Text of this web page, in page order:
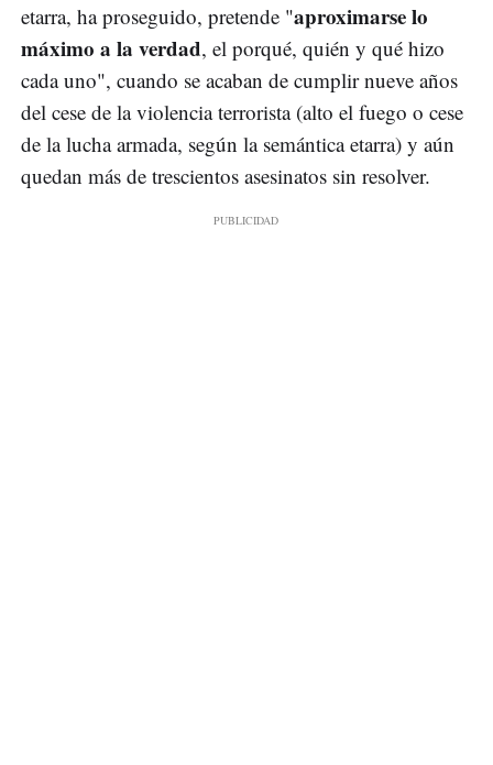
etarra, ha proseguido, pretende "aproximarse lo
máximo a la verdad, el porqué, quién y qué hizo
cada uno", cuando se acaban de cumplir nueve años
del cese de la violencia terrorista (alto el fuego o cese
de la lucha armada, según la semántica etarra) y aún
quedan más de trescientos asesinatos sin resolver.